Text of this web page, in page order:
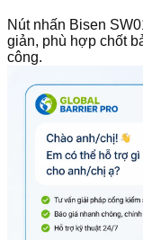
Nút nhấn Bisen
giản, phù hợp chốt
công.